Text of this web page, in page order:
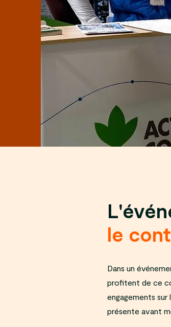
le
Dans un
profitent de ce
engagements
présente avant